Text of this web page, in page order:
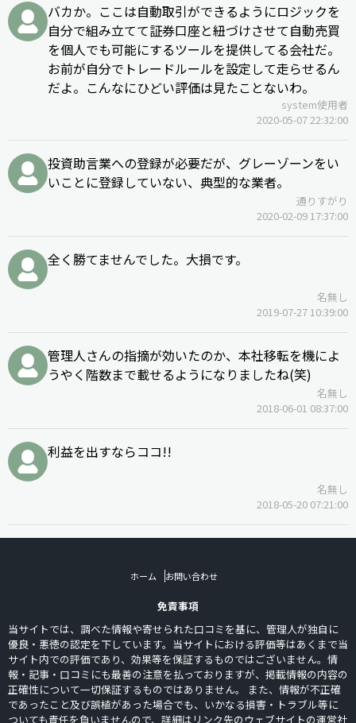
バカか。ここは自動取引ができるようにロジックを
自分で組み立てて証券口座と紐づけさせて自動売買
を個人でも可能にするツールを提供してる会社だ。
お前が自分でトレードルールを設定して走らせるん
だよ。こんなにひどい評価は見たことないわ。
system使用者
2020-05-07 22:32:00
投資助言業への登録が必要だが、グレーゾーンをい
いことに登録していない、典型的な業者。
通りすがり
2020-02-09 17:37:00
全く勝てませんでした。大損です。
名無し
2019-07-27 10:39:00
管理人さんの指摘が効いたのか、本社移転を機によ
うやく階数まで載せるようになりましたね(笑)
名無し
2018-06-01 08:37:00
利益を出すならココ!!
名無し
2018-05-20 07:21:00
ホーム お問い合わせ
免責事項
当サイトでは、調べた情報や寄せられた口コミを基に、管理人が独自に
優良・悪徳の認定を下しています。当サイトにおける評価等はあくまで当
サイト内での評価であり、効果等を保証するものではございません。情
報・記事・口コミにも最善の注意を払っておりますが、掲載情報の内容の
正確性について一切保証するものではありません。 また、情報が不正確
であったこと及び誤植があった場合でも、いかなる損害・トラブル等に
ついても責任を負いませんので、詳細はリンク先のウェブサイトの運営社